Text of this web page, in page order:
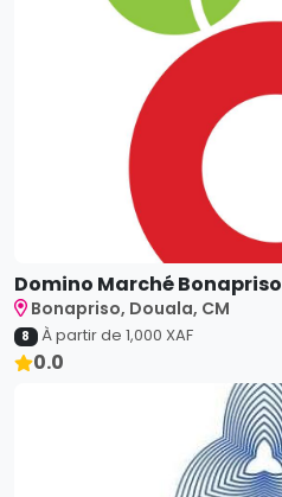
Domino Marché Bonapriso
Bonapriso, Douala, CM
8 À partir de 1,000 XAF
0.0